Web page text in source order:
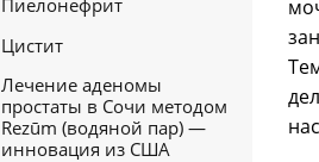
Цистит
Лечение аденомы
простаты в Сочи методом
Rezūm (водяной пар) —
инновация из США